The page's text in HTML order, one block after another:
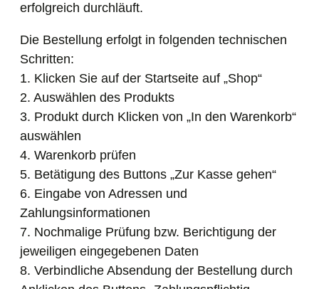
erfolgreich durchläuft.
Die Bestellung erfolgt in folgenden technischen
Schritten:
1. Klicken Sie auf der Startseite auf „Shop“
2. Auswählen des Produkts
3. Produkt durch Klicken von „In den Warenkorb“
auswählen
4. Warenkorb prüfen
5. Betätigung des Buttons „Zur Kasse gehen“
6. Eingabe von Adressen und
Zahlungsinformationen
7. Nochmalige Prüfung bzw. Berichtigung der
jeweiligen eingegebenen Daten
8. Verbindliche Absendung der Bestellung durch